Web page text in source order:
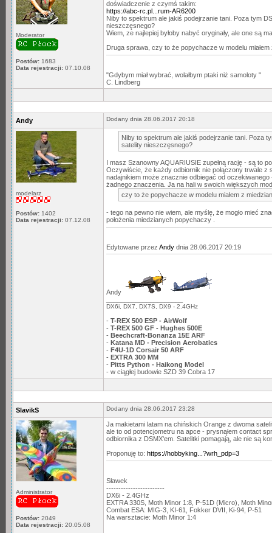
Moderator
Postów: 1683
Data rejestracji: 07.10.08
doświadczenie z czymś takim:
https://abc-rc.pl...rum-AR6200
Niby to spektrum ale jakiś podejrzanie tani. Poza tym
nieszczęsnego?
Wiem, ze najlepiej byłoby nabyć oryginały, ale one są
Druga sprawa, czy to że popychacze w modelu
"Gdybym miał wybrać, wolałbym ptaki niż samoloty "
C. Lindberg
Andy Dodany dnia 28.06.2017 20:18
modelarz
Postów: 1402
Data rejestracji: 07.12.08
Niby to spektrum ale jakiś podejrzanie tani. Poza
satelity nieszczęsnego?
I masz Szanowny AQUARIUSIE zupełną rację - są to
Oczywiście, że każdy odbiornik nie połączony trwale z
nadajnikiem może znacznie odbiegać od
żadnego znaczenia. Ja na hali w swoich większych
czy to że popychacze w modelu miałem z
- tego na pewno nie wiem, ale myślę, że mogło mieć
położenia miedzianych popychaczy .
Edytowane przez Andy dnia 28.06.2017 20:19
Andy
DX6i, DX7, DX7S, DX9 - 2.4GHz
- T-REX 500 ESP - AirWolf
- T-REX 500 GF - Hughes 500E
- Beechcraft-Bonanza 15E ARF
- Katana MD - Precision Aerobatics
- F4U-1D Corsair 50 ARF
- EXTRA 300 MM
- Pitts Python - Haikong Model
- w ciągłej budowie SZD 39 Cobra 17
SlavikS Dodany dnia 28.06.2017 23:28
Administrator
Postów: 2049
Data rejestracji: 20.05.08
Ja makietami latam na chińskich Orange z dwoma
ale to od potencjometru na apce - prysnąłem contact
odbiornika z DSMX'em. Satelitki pomagają, ale nie są
Proponuję to: https://hobbyking...?wrh_pdp=3
Sławek
------------------------
DX6i - 2.4GHz
EXTRA 330S, Moth Minor 1:8, P-51D (Micro), Moth
Combat ESA: MIG-3, KI-61, Fokker DVII, Ki-94, P-51
Na warsztacie: Moth Minor 1:4